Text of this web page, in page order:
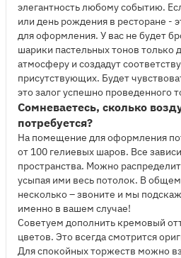
элегантность любому событию.
или день рождения в ресторане -
для оформления. У вас не будет
шарики пастельных тонов только
атмосферу и создадут
присутствующих. Будет
это залог успешно проведенного
Сомневаетесь, сколько
потребуется?
На помещение для оформления
от 100 гелиевых шаров. Все
пространства. Можно
усыпая ими весь потолок. В
несколько – звоните и мы
именно в вашем случае!
Советуем дополнить кремовый
цветов. Это всегда смотрится
Для спокойных торжеств можно